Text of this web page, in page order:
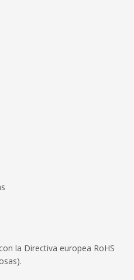
la Directiva europea RoHS